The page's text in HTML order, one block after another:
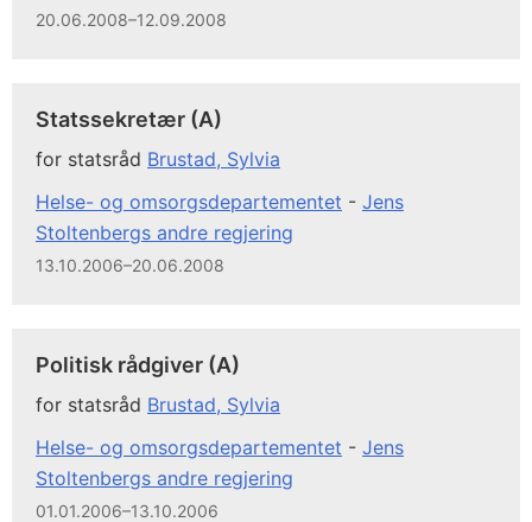
20.06.2008–12.09.2008
Statssekretær (A)
for statsråd Brustad, Sylvia
Helse- og omsorgsdepartementet - Jens
Stoltenbergs andre regjering
13.10.2006–20.06.2008
Politisk rådgiver (A)
for statsråd Brustad, Sylvia
Helse- og omsorgsdepartementet - Jens
Stoltenbergs andre regjering
01.01.2006–13.10.2006